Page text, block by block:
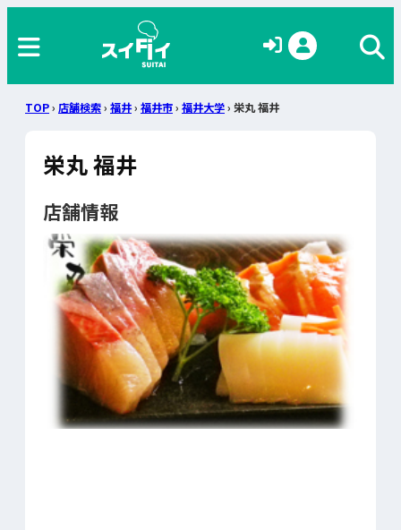
TOP› 店舗検索› 福井› 福井市› 福井大学› 栄丸 福井
栄丸 福井
店舗情報